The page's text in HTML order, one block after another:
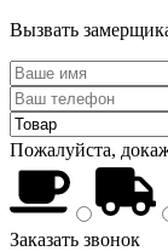
Вызвать
Пожалуйста,
Заказать звонок